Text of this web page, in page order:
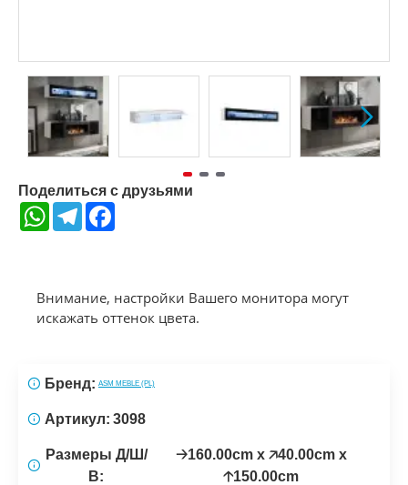
Поделиться с друзьями
WhatsAppTelegram
Внимание, настройки Вашего монитора могут
искажать оттенок цвета.
Бренд: ASM MEBLE (PL)
Артикул: 3098
Размеры Д/Ш/
В:
🡢160.00cm x 🡥40.00cm x
🡡150.00cm